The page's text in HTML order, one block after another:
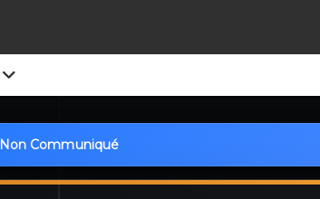
Non Communiqué